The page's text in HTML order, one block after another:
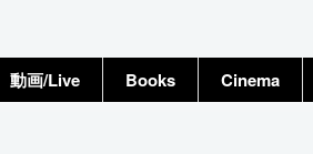
動画/Live Books Cinema